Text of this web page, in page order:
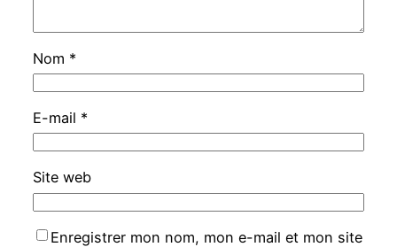
Nom *
E-mail *
Site web
Enregistrer mon nom, mon e-mail et mon site